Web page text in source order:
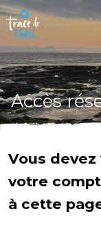
Accès
Vous
votre
à cette